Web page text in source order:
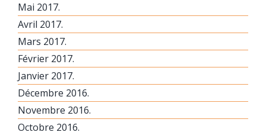
Mai 2017.
Avril 2017.
Mars 2017.
Février 2017.
Janvier 2017.
Décembre 2016.
Novembre 2016.
Octobre 2016.